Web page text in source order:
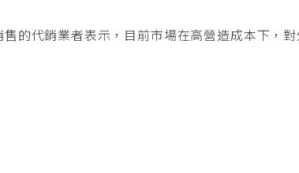
的代銷業者表示，目前市場在高營造成本下，